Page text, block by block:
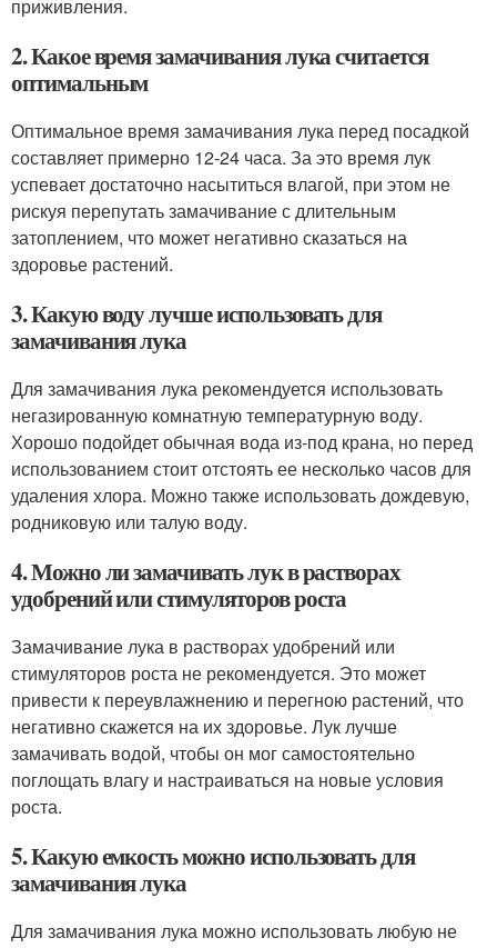
приживления.
2. Какое время замачивания лука считается
оптимальным
Оптимальное время замачивания лука перед посадкой
составляет примерно 12-24 часа. За это время лук
успевает достаточно насытиться влагой, при этом не
рискуя перепутать замачивание с длительным
затоплением, что может негативно сказаться на
здоровье растений.
3. Какую воду лучше использовать для
замачивания лука
Для замачивания лука рекомендуется использовать
негазированную комнатную температурную воду.
Хорошо подойдет обычная вода из-под крана, но перед
использованием стоит отстоять ее несколько часов для
удаления хлора. Можно также использовать дождевую,
родниковую или талую воду.
4. Можно ли замачивать лук в растворах
удобрений или стимуляторов роста
Замачивание лука в растворах удобрений или
стимуляторов роста не рекомендуется. Это может
привести к переувлажнению и перегною растений, что
негативно скажется на их здоровье. Лук лучше
замачивать водой, чтобы он мог самостоятельно
поглощать влагу и настраиваться на новые условия
роста.
5. Какую емкость можно использовать для
замачивания лука
Для замачивания лука можно использовать любую не